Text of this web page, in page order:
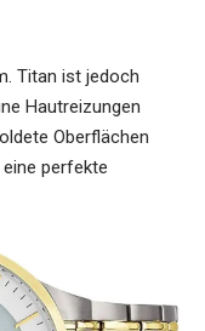
Titan ist jedoch
Hautreizungen
Oberflächen
perfekte